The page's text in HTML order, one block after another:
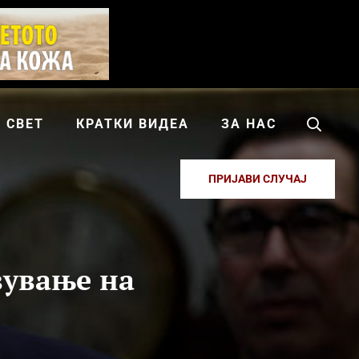
СВЕТ КРАТКИ ВИДЕА ЗА НАС
ПРИЈАВИ СЛУЧАЈ
на